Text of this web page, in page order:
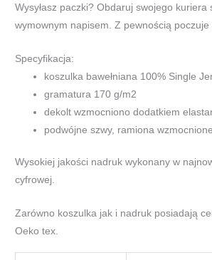
Wysyłasz paczki? Obdaruj swojego kuriera
wymownym napisem. Z pewnością poczuje
Specyfikacja:
koszulka bawełniana 100% Single
gramatura 170 g/m2
dekolt wzmocniono dodatkiem
podwójne szwy, ramiona
Wysokiej jakości nadruk wykonany w
cyfrowej.
Zarówno koszulka jak i nadruk posiadają
Oeko tex.